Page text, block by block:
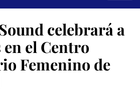
celebrará a
el Centro
Femenino de